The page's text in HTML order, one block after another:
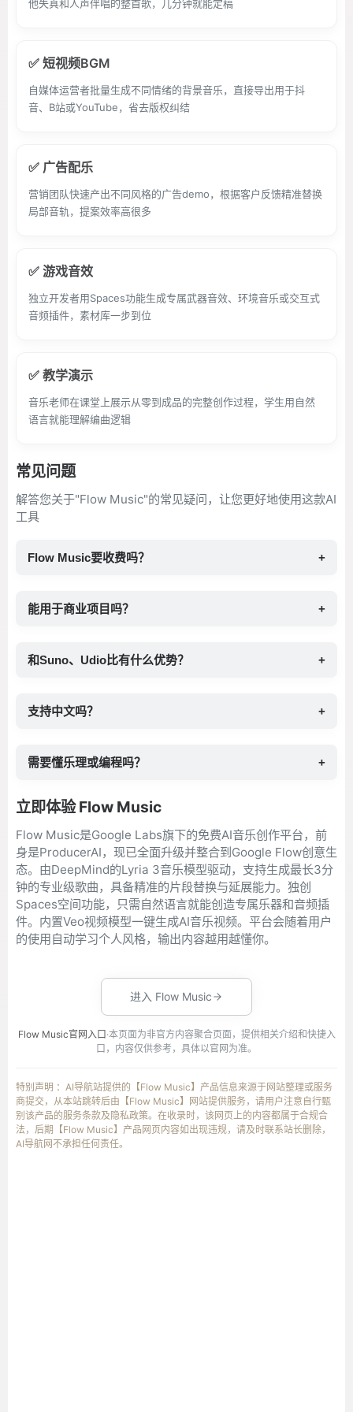
他失真和人声伴唱的整首歌，几分钟就能定稿
✅ 短视频BGM
自媒体运营者批量生成不同情绪的背景音乐，直接导出用于抖
音、B站或YouTube，省去版权纠结
✅ 广告配乐
营销团队快速产出不同风格的广告demo，根据客户反馈精准替换
局部音轨，提案效率高很多
✅ 游戏音效
独立开发者用Spaces功能生成专属武器音效、环境音乐或交互式
音频插件，素材库一步到位
✅ 教学演示
音乐老师在课堂上展示从零到成品的完整创作过程，学生用自然
语言就能理解编曲逻辑
常见问题
解答您关于"Flow Music"的常见疑问，让您更好地使用这款AI
工具
Flow Music要收费吗？ +
能用于商业项目吗？ +
和Suno、Udio比有什么优势？ +
支持中文吗？ +
需要懂乐理或编程吗？ +
立即体验 Flow Music
Flow Music是Google Labs旗下的免费AI音乐创作平台，前
身是ProducerAI，现已全面升级并整合到Google Flow创意生
态。由DeepMind的Lyria 3音乐模型驱动，支持生成最长3分
钟的专业级歌曲，具备精准的片段替换与延展能力。独创
Spaces空间功能，只需自然语言就能创造专属乐器和音频插
件。内置Veo视频模型一键生成AI音乐视频。平台会随着用户
的使用自动学习个人风格，输出内容越用越懂你。
进入 Flow Music
Flow Music官网入口 ·本页面为非官方内容聚合页面，提供相关介绍和快捷入
口，内容仅供参考，具体以官网为准。
特别声明 ：AI导航站提供的【Flow Music】产品信息来源于网站整理或服务
商提交，从本站跳转后由【Flow Music】网站提供服务，请用户注意自行甄
别该产品的服务条款及隐私政策。在收录时，该网页上的内容都属于合规合
法，后期【Flow Music】产品网页内容如出现违规，请及时联系站长删除，
AI导航网不承担任何责任。